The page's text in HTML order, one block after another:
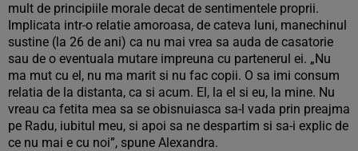
mult de principiile morale decat de sentimentele proprii.
Implicata intr-o relatie amoroasa, de cateva luni, manechinul
sustine (la 26 de ani) ca nu mai vrea sa auda de casatorie
sau de o eventuala mutare impreuna cu partenerul ei. „Nu
ma mut cu el, nu ma marit si nu fac copii. O sa imi consum
relatia de la distanta, ca si acum. El, la el si eu, la mine. Nu
vreau ca fetita mea sa se obisnuiasca sa-l vada prin preajma
pe Radu, iubitul meu, si apoi sa ne despartim si sa-i explic de
ce nu mai e cu noi”, spune Alexandra.